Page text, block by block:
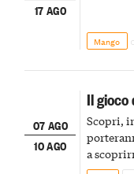
17 AGO
Mango
07 AGO
10 AGO
Il
Scopri,
a